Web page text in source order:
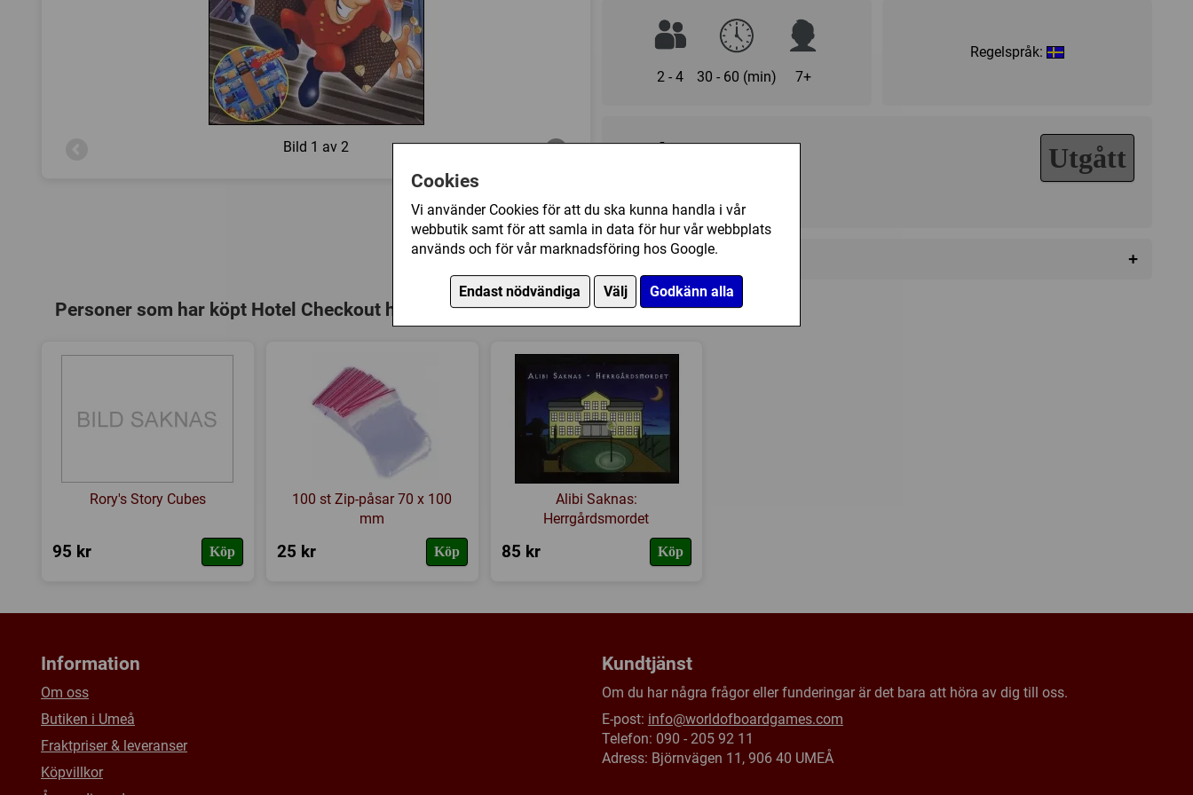
Cookies
Vi använder Cookies för att du ska kunna handla i vår
webbutik samt för att samla in data för hur vår webbplats
används och för vår marknadsföring hos Google.
Endast nödvändiga Välj Godkänn alla
Bild 1 av 2
2 - 4 30 - 60 (min) 7+
Regelspråk:
99 kr Utgått
Ej tillgänglig
Övrig information +
Speltyp: Familjespel
Länkar:
Försälj. rank:
Personer som har köpt Hotel Checkout har också köpt
Rory's Story Cubes
95 kr Köp
100 st Zip-påsar 70 x 100
mm
25 kr Köp
Alibi Saknas:
Herrgårdsmordet
85 kr Köp
Information
Om oss
Butiken i Umeå
Fraktpriser & leveranser
Köpvillkor
Kundtjänst
Om du har några frågor eller funderingar är det bara att höra av dig till oss.
E-post: info@worldofboardgames.com
Telefon: 090 - 205 92 11
Adress: Björnvägen 11, 906 40 UMEÅ